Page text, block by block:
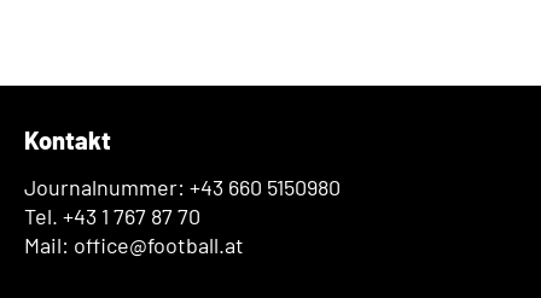
Kontakt
Journalnummer: +43 660 5150980
Tel. +43 1 767 87 70
Mail: office@football.at